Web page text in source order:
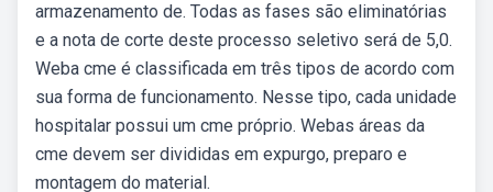
armazenamento de. Todas as fases são eliminatórias
e a nota de corte deste processo seletivo será de 5,0.
Weba cme é classificada em três tipos de acordo com
sua forma de funcionamento. Nesse tipo, cada unidade
hospitalar possui um cme próprio. Webas áreas da
cme devem ser divididas em expurgo, preparo e
montagem do material.